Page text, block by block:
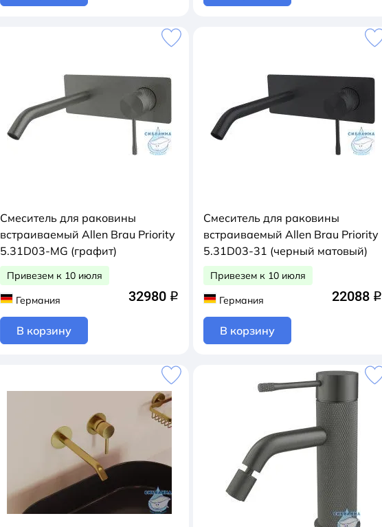
Смеситель для раковины
встраиваемый Allen Brau Priority
5.31D03-MG (графит)
Привезем к 10 июля
Германия
32980 q
В корзину
Смеситель для раковины
встраиваемый Allen Brau Priority
5.31D03-31 (черный матовый)
Привезем к 10 июля
Германия
22088 q
В корзину